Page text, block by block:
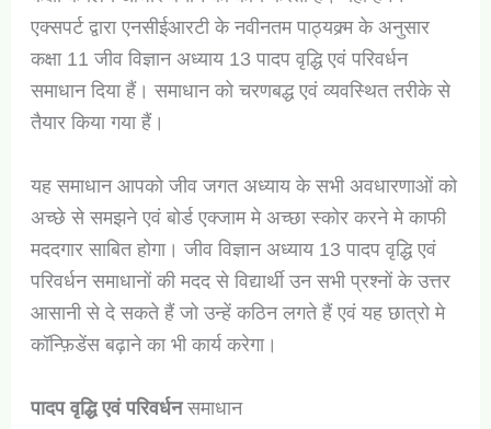
एक्सपर्ट द्वारा एनसीईआरटी के नवीनतम पाठ्यक्र्म के अनुसार
कक्षा 11 जीव विज्ञान अध्याय 13 पादप वृद्धि एवं परिवर्धन
समाधान दिया हैं। समाधान को चरणबद्ध एवं व्यवस्थित तरीके से
तैयार किया गया हैं।
यह समाधान आपको जीव जगत अध्याय के सभी अवधारणाओं को
अच्छे से समझने एवं बोर्ड एक्जाम मे अच्छा स्कोर करने मे काफी
मददगार साबित होगा। जीव विज्ञान अध्याय 13 पादप वृद्धि एवं
परिवर्धन समाधानों की मदद से विद्यार्थी उन सभी प्रश्नों के उत्तर
आसानी से दे सकते हैं जो उन्हें कठिन लगते हैं एवं यह छात्रो मे
कॉन्फ़िडेंस बढ़ाने का भी कार्य करेगा।
पादप वृद्धि एवं परिवर्धनसमाधान